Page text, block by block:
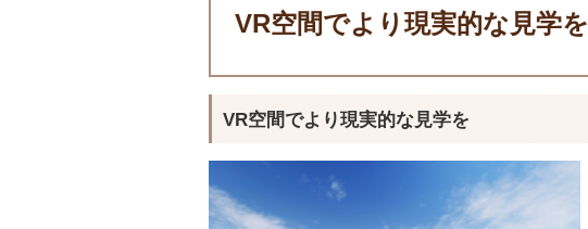
VR空間でより現実的な見学を
VR空間でより現実的な見学を